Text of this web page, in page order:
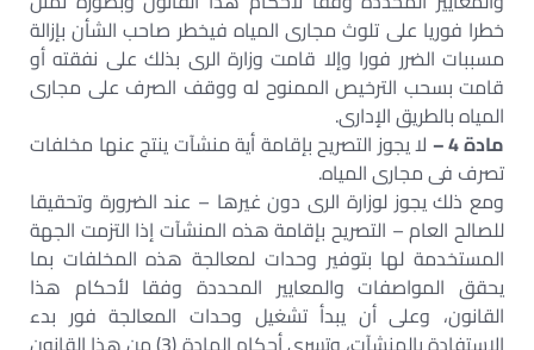
خطرا فوريا على تلوث مجارى المياه فيخطر صاحب الشأن بإزالة
مسببات الضرر فورا وإلا قامت وزارة الرى بذلك على نفقته أو
قامت بسحب الترخيص الممنوح له ووقف الصرف على مجارى
المياه بالطريق الإدارى.
مادة 4 –
لا يجوز التصريح بإقامة أية منشآت ينتج عنها مخلفات
تصرف فى مجارى المياه.
ومع ذلك يجوز لوزارة الرى دون غيرها – عند الضرورة وتحقيقا
للصالح العام – التصريح بإقامة هذه المنشآت إذا التزمت الجهة
المستخدمة لها بتوفير وحدات لمعالجة هذه المخلفات بما
يحقق المواصفات والمعايير المحددة وفقا لأحكام هذا
القانون، وعلى أن يبدأ تشغيل وحدات المعالجة فور بدء